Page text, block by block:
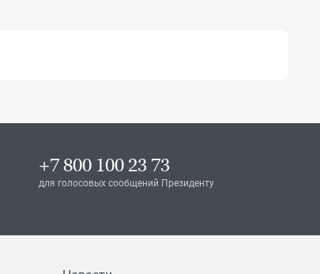
+7 800 100 23 73
для голосовых сообщений Президенту